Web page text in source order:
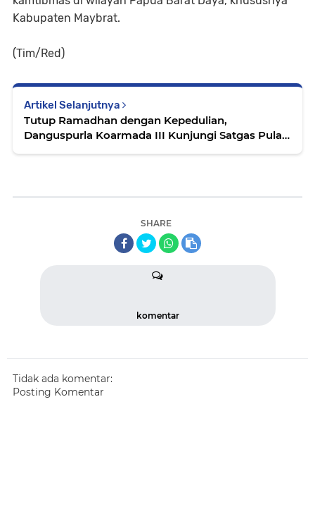
Kabupaten Maybrat.
(Tim/Red)
Artikel Selanjutnya
Tutup Ramadhan dengan Kepedulian,
Danguspurla Koarmada III Kunjungi Satgas Pulau
SHARE
komentar
Tidak ada komentar:
Posting Komentar